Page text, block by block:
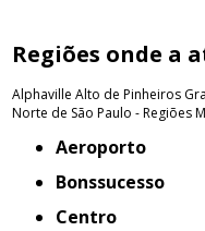
Regiões onde a
Alphaville Alto de Pinheiros
Norte de São Paulo - Regiões
Aeroporto
Bonssucesso
Centro